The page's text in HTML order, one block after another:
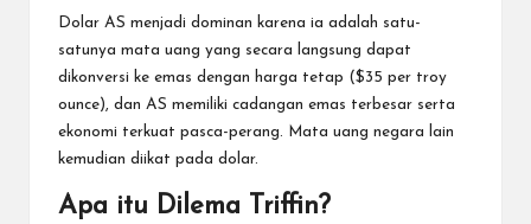
Dolar AS menjadi dominan karena ia adalah satu-
satunya mata uang yang secara langsung dapat
dikonversi ke emas dengan harga tetap ($35 per troy
ounce), dan AS memiliki cadangan emas terbesar serta
ekonomi terkuat pasca-perang. Mata uang negara lain
kemudian diikat pada dolar.
Apa itu Dilema Triffin?